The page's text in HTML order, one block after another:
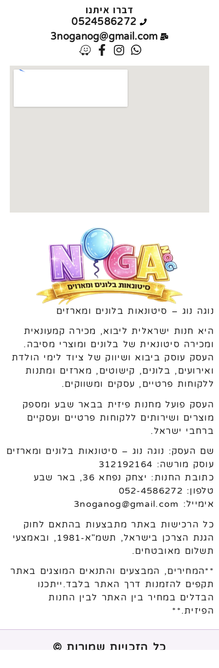
דברו איתנו
0524586272
3noganog@gmail.com
נוגה נוג – סיטונאות בלונים ומארזים
היא חנות ישראלית ליבוא, מכירה קמעונאית
ומכירה סיטונאית של בלונים ומוצרי מסיבה.
העסק עוסק ביבוא ושיווק של ציוד לימי הולדת
ואירועים, בלונים, קישוטים, מארזים ומתנות
ללקוחות פרטיים, עסקים ומשווקים.
העסק פועל מחנות פיזית בבאר שבע ומספק
מוצרים ושירותים ללקוחות פרטיים ועסקיים
ברחבי ישראל.
שם העסק: נוגה נוג – סיטונאות בלונים ומארזים
עוסק מורשה: 312192164
כתובת החנות: יצחק נפחא 36, באר שבע
טלפון: 052-4586272
אימייל: 3noganog@gmail.com
כל הרכישות באתר מתבצעות בהתאם לחוק
הגנת הצרכן בישראל, תשמ"א-1981, ובאמצעי
תשלום מאובטחים.
**המחירים, המבצעים והתנאים המוצגים באתר
תקפים להזמנות דרך האתר בלבד.ייתכנו
הבדלים במחיר בין האתר לבין החנות
הפיזית.**
כל הזכויות שמורות ©